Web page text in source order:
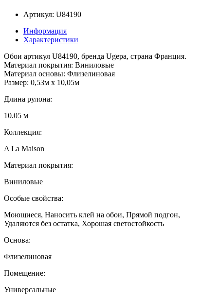
Артикул: U84190
Информация
Характеристики
Обои артикул U84190, бренда Ugepa, страна Франция.
Материал покрытия: Виниловые
Материал основы: Флизелиновая
Размер: 0,53м x 10,05м
Длина рулона:
10.05 м
Коллекция:
A La Maison
Материал покрытия:
Виниловые
Особые свойства:
Моющиеся, Наносить клей на обои, Прямой подгон,
Удаляются без остатка, Хорошая светостойкость
Основа:
Флизелиновая
Помещение:
Универсальные